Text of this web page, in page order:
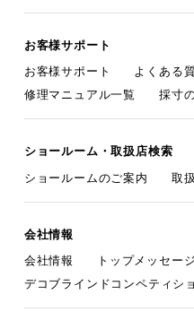
お客様サポート
お客様サポート
よくある
修理マニュアル一覧
採寸
ショールーム・取扱店検索
ショールームのご案内
取
会社情報
会社情報
トップメッセージ
デコブラインドコンペティシ